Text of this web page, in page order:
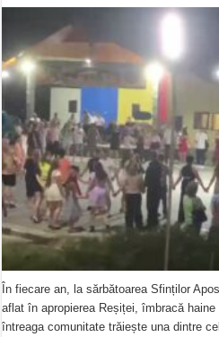
În fiecare an, la sărbătoarea Sfinților
aflat în apropierea Reșiței, îmbracă
întreaga comunitate trăiește una dintre